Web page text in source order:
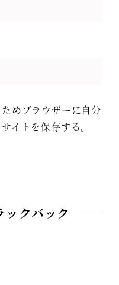
めブラウザーに自分
イトを保存する。
ックバック